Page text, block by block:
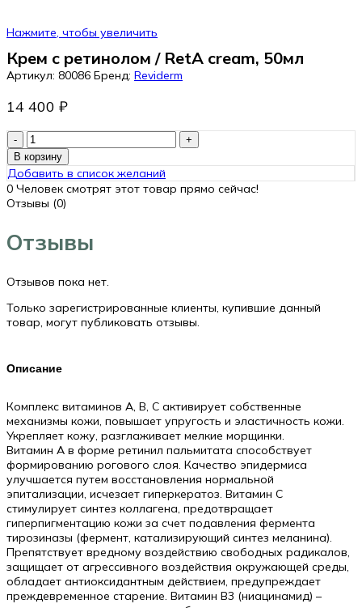
Нажмите, чтобы увеличить
Крем с ретинолом / RetA cream, 50мл
Артикул: 80086 Бренд: Reviderm
14 400 ₽
Количество
товара
Крем
с
ретинолом
/
cream,
50мл
В корзину
Добавить в список желаний
0 Человек смотрят этот товар прямо сейчас!
Отзывы (0)
Отзывы
Отзывов пока нет.
Только зарегистрированные клиенты, купившие данный
товар, могут публиковать отзывы.
Описание
Комплекс витаминов А, В, С активирует собственные
механизмы кожи, повышает упругость и эластичность кожи.
Укрепляет кожу, разглаживает мелкие морщинки.
Витамин А в форме ретинил пальмитата способствует
формированию рогового слоя. Качество эпидермиса
улучшается путем восстановления нормальной
эпитализации, исчезает гиперкератоз. Витамин С
стимулирует синтез коллагена, предотвращает
гиперпигментацию кожи за счет подавления фермента
тирозиназы (фермент, катализирующий синтез меланина).
Препятствует вредному воздействию свободных радикалов,
защищает от агрессивного воздействия окружающей среды,
обладает антиоксидантным действием, предупреждает
преждевременное старение. Витамин В3 (ниацинамид) –